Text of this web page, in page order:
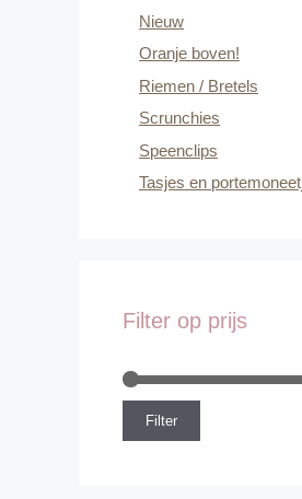
Nieuw
Oranje boven!
Riemen / Bretels
Scrunchies
Speenclips
Tasjes en
Filter op prijs
Filter